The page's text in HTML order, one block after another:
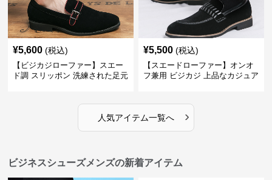
¥5,600 (税込)
【ビジカジローファー】スエー
ド調 スリッポン 洗練された足元
¥5,500 (税込)
【スエードローファー】オンオ
フ兼用 ビジカジ 上品なカジュア
人気アイテム一覧へ ›
ビジネスシューズメンズの新着アイテム